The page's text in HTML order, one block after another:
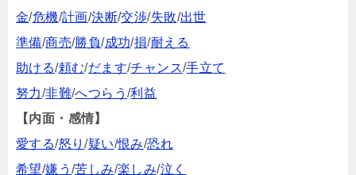
金/危機/計画/決断/交渉/失敗/出世
準備/商売/勝負/成功/損/耐える
助ける/頼む/だます/チャンス/手立て
努力/非難/へつらう/利益
【内面・感情】
愛する/怒り/疑い/恨み/恐れ
希望/嫌う/苦しみ/楽しみ/泣く